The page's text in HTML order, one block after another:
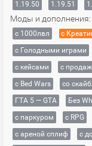
1.19.50
1.19.51
Моды и дополнения:
с 1000лвл c
с Голодными играми
с кейсами
с
с Bed Wars
со
ГТА 5 — GTA
Без
с паркуром
с RPG
с ареной сплиф
с